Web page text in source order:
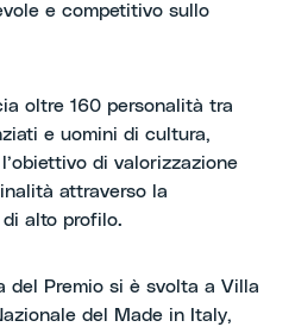
e competitivo sullo
oltre 160 personalità tra
e uomini di cultura,
di valorizzazione
attraverso la
alto profilo.
del Premio si è svolta a Villa
del Made in Italy,